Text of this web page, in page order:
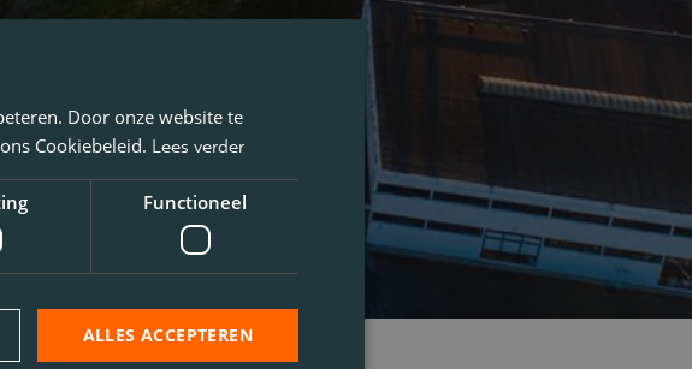
Door onze website te
Cookiebeleid. Lees verder
Functioneel
ALLES ACCEPTEREN